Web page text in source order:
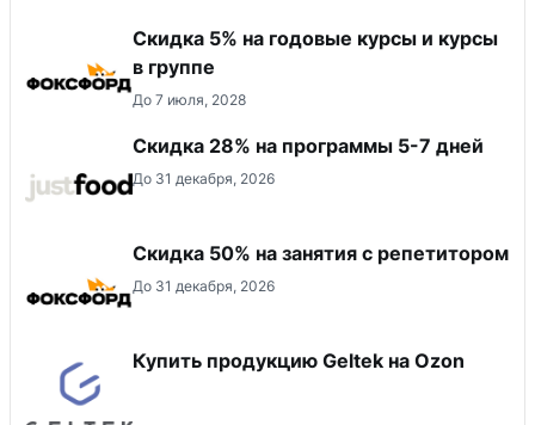
Скидка 5% на годовые курсы и курсы
в группе
До 7 июля, 2028
Скидка 28% на программы 5-7 дней
До 31 декабря, 2026
Скидка 50% на занятия с репетитором
До 31 декабря, 2026
Купить продукцию Geltek на Ozon